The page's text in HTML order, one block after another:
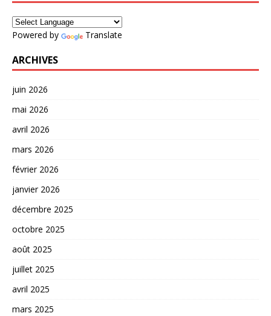
Powered by Translate
ARCHIVES
juin 2026
mai 2026
avril 2026
mars 2026
février 2026
janvier 2026
décembre 2025
octobre 2025
août 2025
juillet 2025
avril 2025
mars 2025